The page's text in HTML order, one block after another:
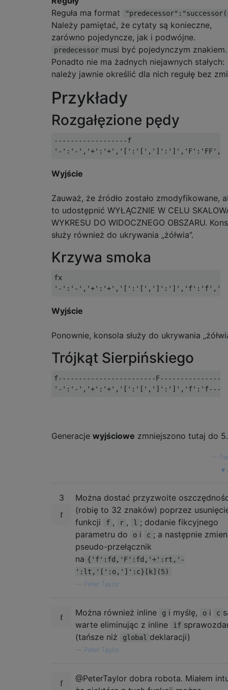
Reguła ma format
Należy pamiętać, że cytaty są konieczne,
zarówno pojedyncze, jak i podwójne.
predecessor musi być pojedynczym znakiem.
Ponadto nie ma żadnych niejawnych stałych:
należy jawnie określić dla nich regułę bez
Przykłady
Rozgałęzione pędy
------------------f
Wyjście
Zauważ, że źródło zostało zmodyfikowane,
to udostępnić WYŁĄCZNIE W CELU
WYKRESU DO WIDOCZNEGO OBSZARU.
służy również do ukrywania „żółwia”.
Krzywa smoka
fx
Wyjście
Ponownie, konsola służy do ukrywania
Trójkąt Sierpińskiego
f------------------------
Generacje wyjściowe zmniejszono tutaj do 5.
3
Można dostać przyzwoite
(robię to 32 znaków) poprzez
funkcji
f , r , l ; dodanie fikcyjnego
parametru do
o i c ; a następnie
pseudo-przełącznik
na {'f':fd,'F':fd,'+':rt,'-
':lt,'[':o,']':c}[k](5)
Peter Taylor
Można również inline g i myślę, o i c
warte eliminując z inline
if
(tańsze niż
global deklaracji)
Peter Taylor
@PeterTaylor dobra robota. Miałem